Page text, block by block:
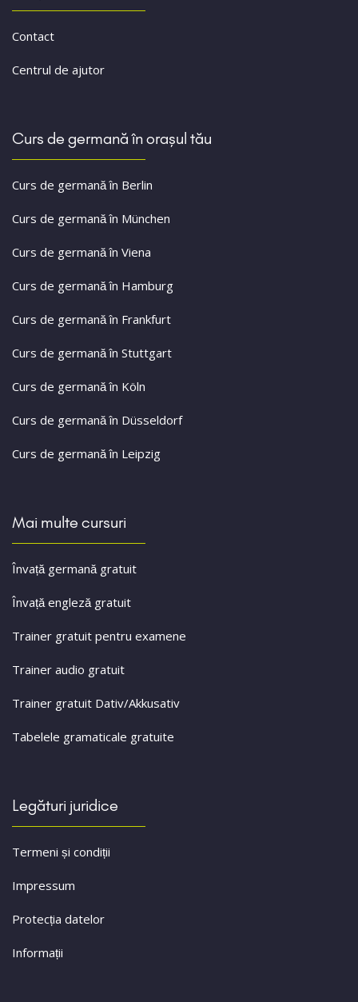
Contact
Centrul de ajutor
Curs de germană în orașul tău
Curs de germană în Berlin
Curs de germană în München
Curs de germană în Viena
Curs de germană în Hamburg
Curs de germană în Frankfurt
Curs de germană în Stuttgart
Curs de germană în Köln
Curs de germană în Düsseldorf
Curs de germană în Leipzig
Mai multe cursuri
Învață germană gratuit
Învață engleză gratuit
Trainer gratuit pentru examene
Trainer audio gratuit
Trainer gratuit Dativ/Akkusativ
Tabelele gramaticale gratuite
Legături juridice
Termeni și condiții
Impressum
Protecția datelor
Informații